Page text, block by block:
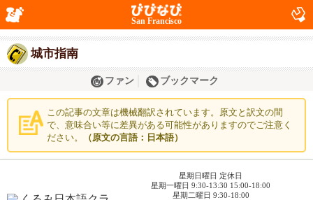
San Francisco
城市指南
ファン ブックマーク
この記事の文章は機械翻訳されています。原文と訳文の間
で、意味合い等に差異がある可能性がありますのでご注意く
ださい。
（原文の言語：日本語）
星期日曜日 定休日
星期一曜日 9:30-13:30 15:00-18:00
星期二曜日 9:30-18:00